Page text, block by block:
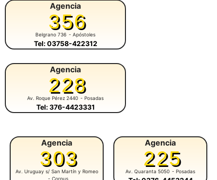
Agencia
356
Belgrano 736 - Apóstoles
Tel: 03758-422312
Agencia
228
Av. Roque Pérez 2440 - Posadas
Tel: 376-4423331
Agencia
303
Av. Uruguay s/ San Martín y Romeo
- Corpus
Agencia
225
Av. Quaranta 5050 - Posadas